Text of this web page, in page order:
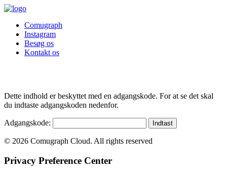
Comugraph
Instagram
Besøg os
Kontakt os
Dette indhold er beskyttet med en adgangskode. For at se det skal
du indtaste adgangskoden nedenfor.
Adgangskode:
© 2026 Comugraph Cloud. All rights reserved
Privacy Preference Center